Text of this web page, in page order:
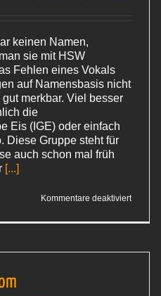
keinen Namen,
sie mit HSW
Fehlen eines Vokals
auf Namensbasis nicht
merkbar. Viel besser
die
Eis (IGE) oder einfach
Diese Gruppe steht für
auch schon mal früh
[...]
Kommentare deaktiviertfür